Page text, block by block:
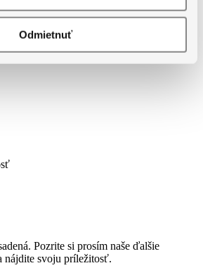
Odmietnuť
Pozrite si prosím naše ďalšie
nájdite svoju príležitosť.